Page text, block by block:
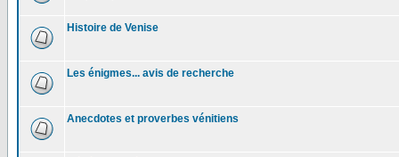
Histoire de Venise
Les énigmes... avis de recherche
Anecdotes et proverbes vénitiens